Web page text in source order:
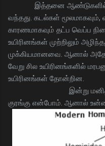
இத்தனை ஆண்டுகளில்,
வந்தது. கடல்கள்
காரணமாகவும் தட்ப வெப்ப
உயிரினங்கள் முற்றிலும்
முக்கியமானவை. ஆனால் அதே
வேறு சில உயிரினங்களில்
உயிரினங்கள் தோன்றின.
இன்று மனிதனின்
குரங்கு என்போம். ஆனால்